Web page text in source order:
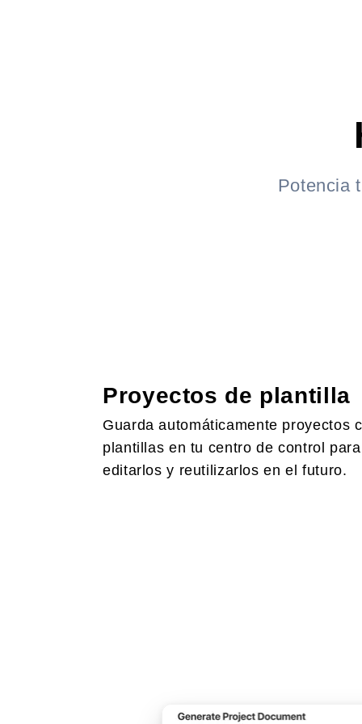
Potencia
Proyectos de plantilla
Guarda automáticamente proyectos
plantillas en tu centro de control para
editarlos y reutilizarlos en el futuro.